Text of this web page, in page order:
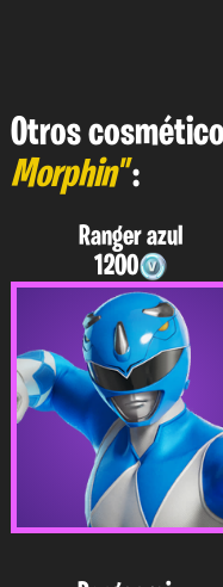
Otros
Morphin":
Ranger azul
1200